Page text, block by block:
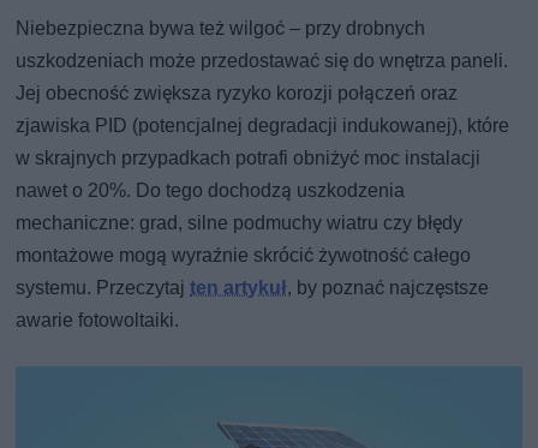
Niebezpieczna bywa też wilgoć – przy drobnych
uszkodzeniach może przedostawać się do wnętrza paneli.
Jej obecność zwiększa ryzyko korozji połączeń oraz
zjawiska PID (potencjalnej degradacji indukowanej), które
w skrajnych przypadkach potrafi obniżyć moc instalacji
nawet o 20%. Do tego dochodzą uszkodzenia
mechaniczne: grad, silne podmuchy wiatru czy błędy
montażowe mogą wyraźnie skrócić żywotność całego
systemu. Przeczytajten artykuł, by poznać najczęstsze
awarie fotowoltaiki.